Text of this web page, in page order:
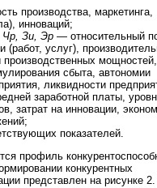
производства, маркетинга,
инноваций;
Зи, Эр — относительный
услуг),
производственных мощностей,
сбыта, автономии
ликвидности
заработной платы,
затрат на инновации,
показателей.
профиль
конкурентных
представлен на рисунке 2.